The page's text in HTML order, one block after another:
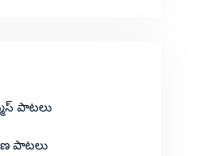
పాటలు
పాటలు